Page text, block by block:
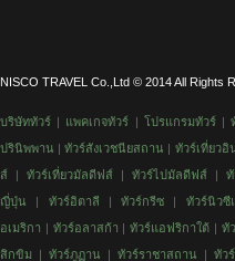
NISCO TRAVEL Co.,Ltd © 2014 All Rights
บริษัททัวร์ | แพคเกจทัวร์ | โปรแกรมทัวร์|
ปรินิพพาน |ทัวร์สังเวชนียสถาน | ทัวร์เที่ยวอิ
ส์ | ทัวร์เที่ยวมัลดีฟส์ | ทัวร์ไปมัลดีฟส์ | ทั
ญี่ปุ่น | ทัวร์อิตาลี | ทัวร์กรีซ | ทัวร์นิวซี
อเมริกา | ทัวร์อลาสก้า | ทัวร์แอฟริกาใต้ | ทั
สิกขิม | ทัวร์ภูฏาน | ทัวร์ราชาสถาน | ทัว